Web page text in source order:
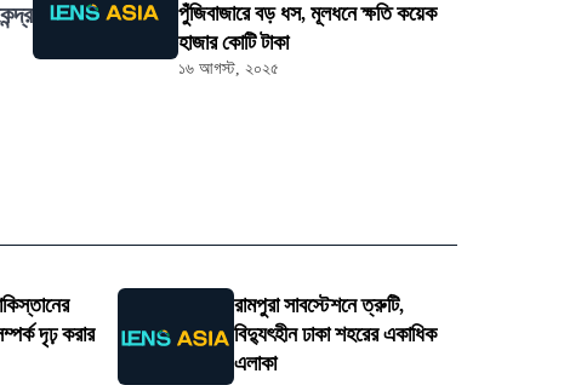
পুঁজিবাজারে বড় ধস, মূলধনে ক্ষতি কয়েক
হাজার কোটি টাকা
১৬ আগস্ট, ২০২৫
দৃঢ় করার
রামপুরা সাবস্টেশনে ত্রুটি,
বিদ্যুৎহীন ঢাকা শহরের একাধিক
এলাকা